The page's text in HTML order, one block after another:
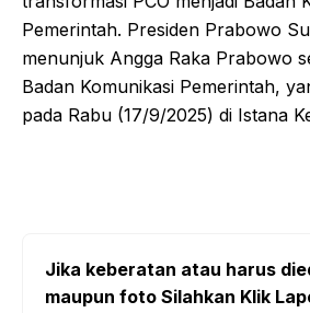
Pemerintah. Presiden Prabowo
menunjuk Angga Raka Prabowo
Badan Komunikasi Pemerintah,
pada Rabu (17/9/2025) di Istana
Jika keberatan atau harus
maupun foto Silahkan Klik